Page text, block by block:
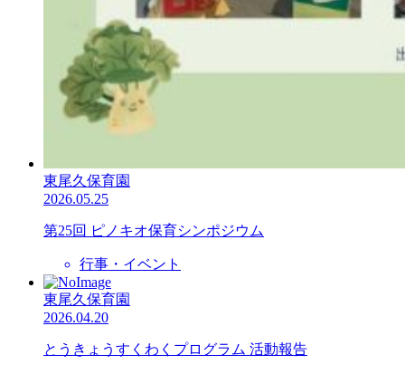
東尾久保育園
2026.05.25
第25回 ピノキオ保育シンポジウム
行事・イベント
東尾久保育園
2026.04.20
とうきょうすくわくプログラム 活動報告